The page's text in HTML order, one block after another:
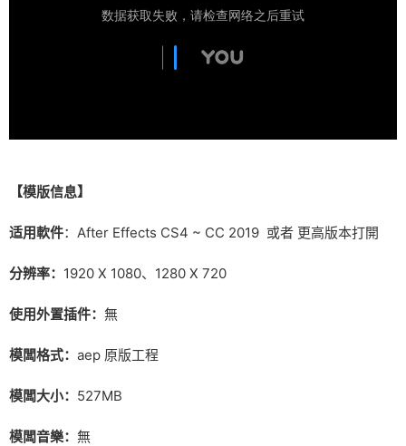
【模版信息】
适用軟件：After Effects CS4 ~ CC 2019 或者 更高版本打開
分辨率： 1920 X 1080、1280 X 720
使用外置插件： 無
模闆格式： aep 原版工程
模闆大小： 527MB
模闆音樂： 無